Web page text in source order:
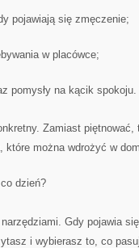
pojawiają się zmęczenie;
w placówce;
pomysły na kącik spokoju.
Zamiast piętnować,
które można wdrożyć w
dzień?
Gdy pojawia
i wybierasz to, co